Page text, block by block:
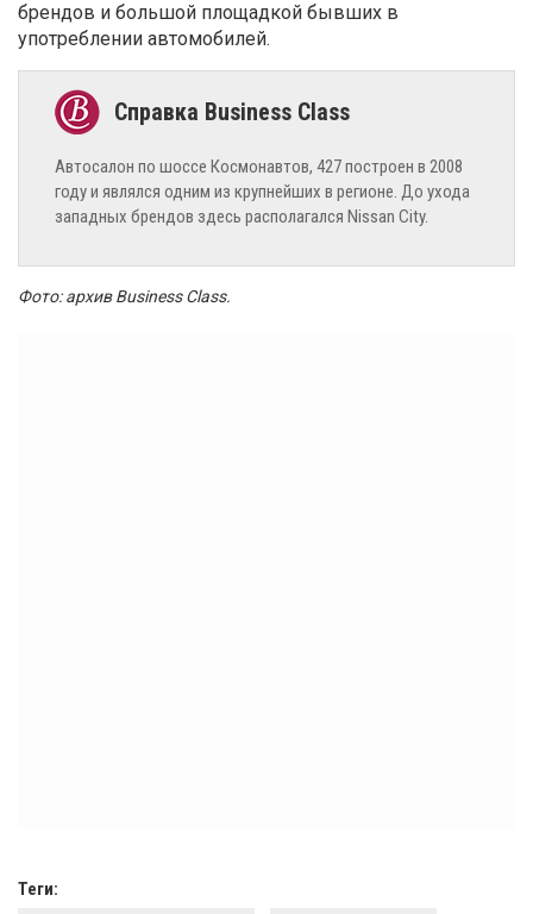
брендов и большой площадкой бывших в
употреблении автомобилей.
Автосалон по шоссе Космонавтов, 427 построен в 2008
году и являлся одним из крупнейших в регионе. До ухода
западных брендов здесь располагался Nissan City.
Фото: архив Business Class.
Теги: